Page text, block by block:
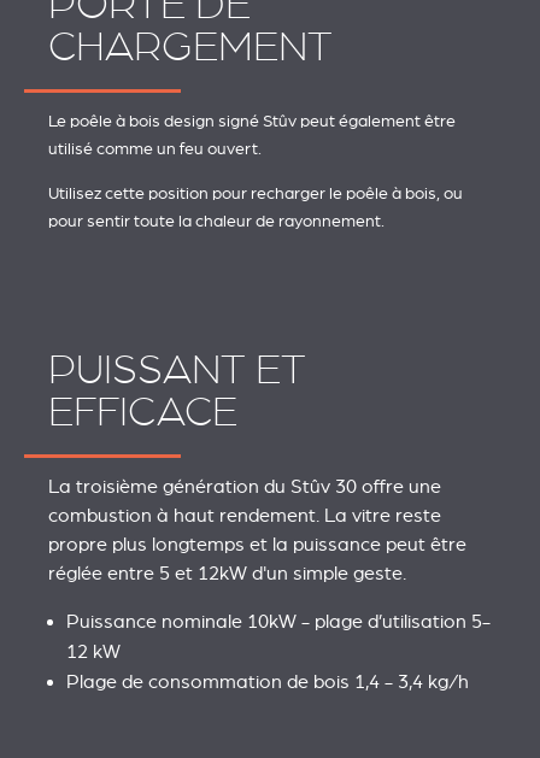
CHARGEMENT
Le poêle à bois design signé Stûv peut également être
utilisé comme un feu ouvert.
Utilisez cette position pour recharger le poêle à bois, ou
pour sentir toute la chaleur de rayonnement.
PUISSANT ET
EFFICACE
La troisième génération du Stûv 30 offre une
combustion à haut rendement. La vitre reste
propre plus longtemps et la puissance peut être
réglée entre 5 et 12kW d'un simple geste.
Puissance nominale 10kW - plage d’utilisation 5-
12 kW
Plage de consommation de bois 1,4 - 3,4 kg/h